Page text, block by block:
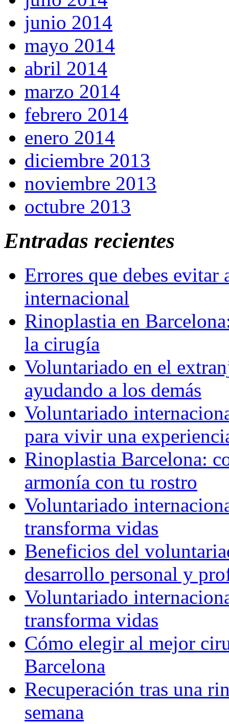
junio 2014
mayo 2014
abril 2014
marzo 2014
febrero 2014
enero 2014
diciembre 2013
noviembre 2013
octubre 2013
Entradas recientes
Errores que debes
internacional
Rinoplastia en
la cirugía
Voluntariado en el
ayudando a los demás
Voluntariado
para vivir una
Rinoplastia Barcelona:
armonía con tu rostro
Voluntariado
transforma vidas
Beneficios del
desarrollo personal y
Voluntariado
transforma vidas
Cómo elegir al mejor
Barcelona
Recuperación tras una
semana